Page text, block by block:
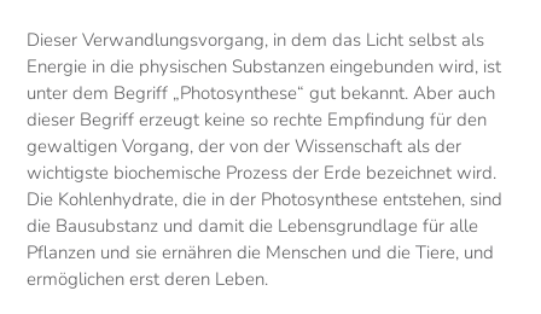
Dieser Verwandlungsvorgang, in dem das Licht selbst als
Energie in die physischen Substanzen eingebunden wird, ist
unter dem Begriff „Photosynthese“ gut bekannt. Aber auch
dieser Begriff erzeugt keine so rechte Empfindung für den
gewaltigen Vorgang, der von der Wissenschaft als der
wichtigste biochemische Prozess der Erde bezeichnet wird.
Die Kohlenhydrate, die in der Photosynthese entstehen, sind
die Bausubstanz und damit die Lebensgrundlage für alle
Pflanzen und sie ernähren die Menschen und die Tiere, und
ermöglichen erst deren Leben.